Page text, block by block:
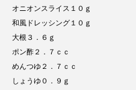
オニオンスライス１０ｇ
和風ドレッシング１０ｇ
大根３．６ｇ
ポン酢２．７ｃｃ
めんつゆ２．７ｃｃ
しょうゆ０．９ｇ